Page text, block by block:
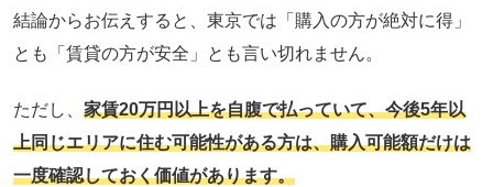
結論からお伝えすると、東京では「購入の方が絶対に得」
とも「賃貸の方が安全」とも言い切れません。
ただし、 家賃20万円以上を自腹で払っていて、今後5年以
上同じエリアに住む可能性がある方は、購入可能額だけは
一度確認しておく価値があります。